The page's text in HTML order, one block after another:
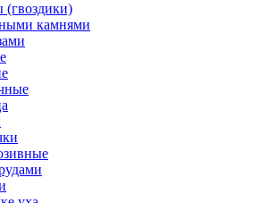
(гвоздики)
камнями